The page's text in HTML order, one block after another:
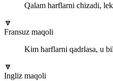
Qalam harflarni chizadi,
🔽
Fransuz maqoli
Kim harflarni qadrlasa, u
🔽
Ingliz maqoli